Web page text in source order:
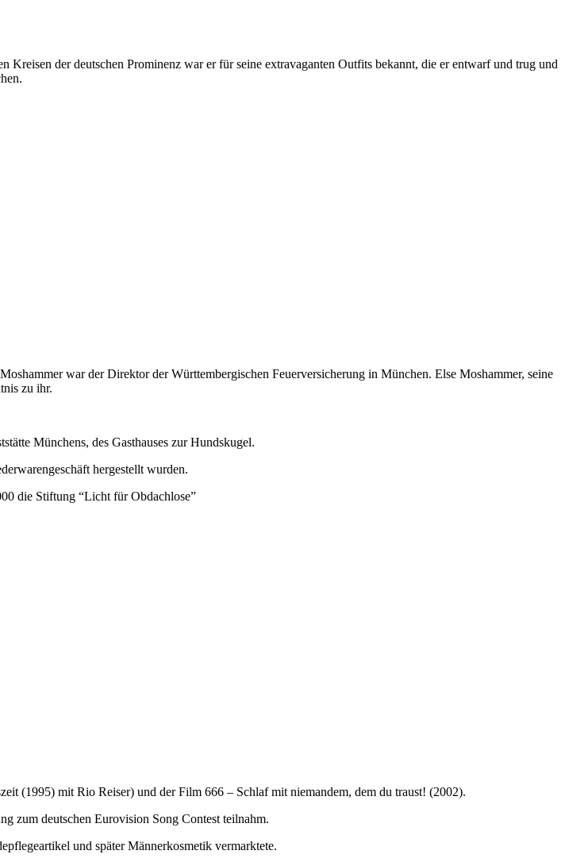
Kreisen der deutschen Prominenz war er für seine extravaganten Outfits bekannt, die er entwarf und trug und
war der Direktor der Württembergischen Feuerversicherung in München. Else Moshammer, seine
zu ihr.
Münchens, des Gasthauses zur Hundskugel.
hergestellt wurden.
die Stiftung “Licht für Obdachlose”
(1995) mit Rio Reiser) und der Film 666 – Schlaf mit niemandem, dem du traust! (2002).
zum deutschen Eurovision Song Contest teilnahm.
und später Männerkosmetik vermarktete.